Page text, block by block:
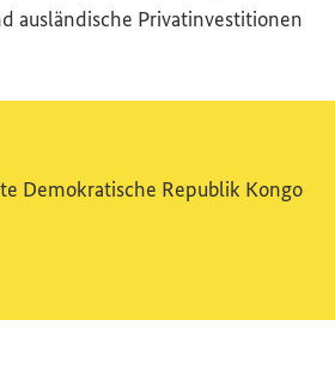
ausländische Privatinvestitionen
Demokratische Republik Kongo